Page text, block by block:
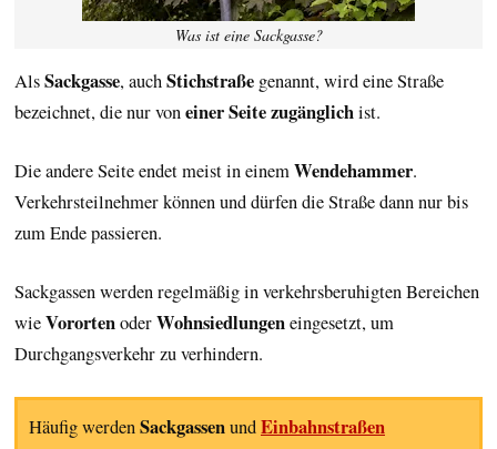
Was ist eine Sackgasse?
AlsSackgasse, auchStichstraße genannt, wird eine Straße
bezeichnet, die nur voneiner Seite zugänglichist.
Die andere Seite endet meist in einemWendehammer.
Verkehrsteilnehmer können und dürfen die Straße dann nur bis
zum Ende passieren.
Sackgassen werden regelmäßig in verkehrsberuhigten Bereichen
wieVorortenoderWohnsiedlungeneingesetzt, um
Durchgangsverkehr zu verhindern.
Häufig werdenSackgassenundEinbahnstraßen